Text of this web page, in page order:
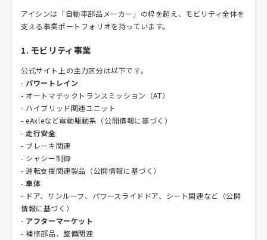
アイシンは「自動車部品メーカー」の枠を超え、モビリティ全体を
支える事業ポートフォリオを持っています。
1. モビリティ事業
公式サイト上の主力区分は以下です。
- パワートレイン
- オートマチックトランスミッション（AT）
- ハイブリッド関連ユニット
- eAxleなど電動駆動系（公開情報に基づく）
-走行安全
- ブレーキ関連
- シャシー制御
- 運転支援関連製品（公開情報に基づく）
-車体
- ドア、サンルーフ、パワースライドドア、シート関連など（公開
情報に基づく）
- アフターマーケット
- 補修部品、整備関連